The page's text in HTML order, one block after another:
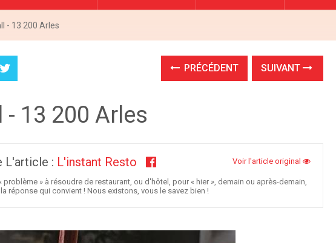
- 13 200 Arles
PRÉCÉDENT SUIVANT
- 13 200 Arles
L'article : L'instant Resto Voir l'article original
problème » à résoudre de restaurant, ou d'hôtel, pour « hier », demain ou après-demain,
réponse qui convient ! Nous existons, vous le savez bien !